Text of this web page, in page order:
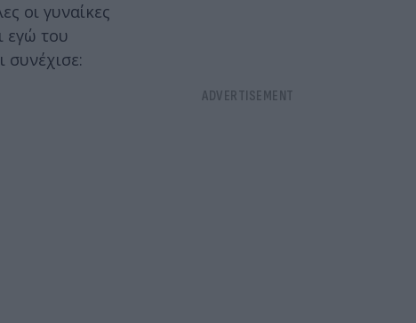
οι γυναίκες
εγώ του